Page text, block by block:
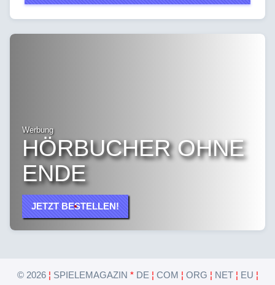
Werbung
HÖRBUCHER OHNE
ENDE
JETZT BESTELLEN!
© 2026 ¦ SPIELEMAGAZIN * DE ¦ COM ¦ ORG ¦ NET ¦ EU ¦